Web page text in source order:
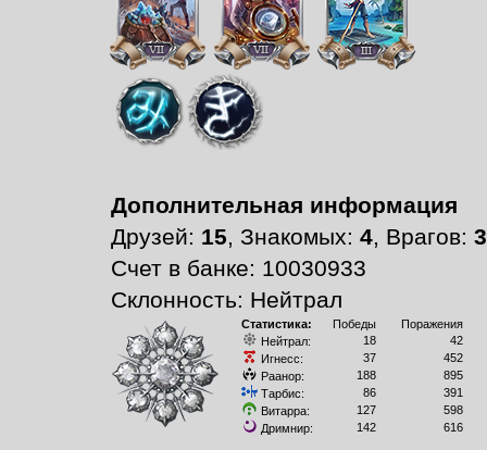
Дополнительная информация
Друзей: 15, Знакомых: 4, Врагов: 3
Счет в банке: 10030933
Склонность: Нейтрал
Статистика: Победы
Поражения
Нейтрал:
18
42
Игнесс:
37
452
Раанор:
188
895
Тарбис:
86
391
Витарра:
127
598
Дримнир:
142 616